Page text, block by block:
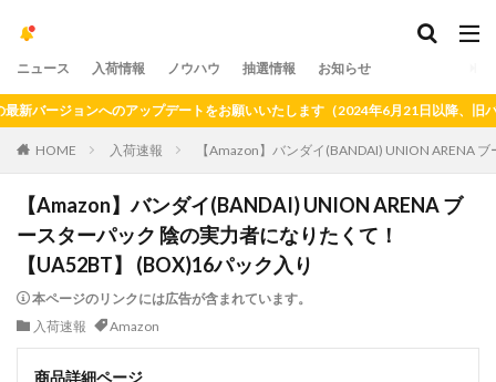
ニュース 入荷情報 ノウハウ 抽選情報 お知らせ
ジョンへのアップデートをお願いいたします（2024年6月21日以降、旧バージ
HOME 入荷速報 【Amazon】バンダイ(BANDAI) UNION ARENA
【Amazon】バンダイ(BANDAI) UNION ARENA ブ
ースターパック 陰の実力者になりたくて！
【UA52BT】 (BOX)16パック入り
本ページのリンクには広告が含まれています。
入荷速報
Amazon
商品詳細ページ